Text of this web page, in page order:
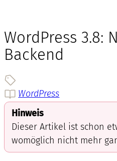
WordPress 3.8:
Backend
WordPress
Hinweis
Dieser Artikel ist schon
womöglich nicht mehr